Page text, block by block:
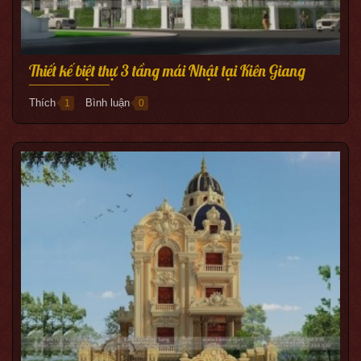
Thiết kế biệt thự 3 tầng mái Nhật tại Kiên Giang
Thích 1 ● Bình luận 0